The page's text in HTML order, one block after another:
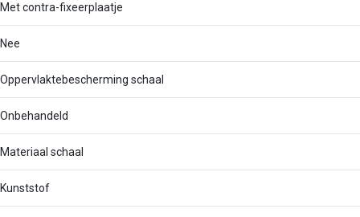
Met contra-fixeerplaatje
Nee
Oppervlaktebescherming schaal
Onbehandeld
Materiaal schaal
Kunststof